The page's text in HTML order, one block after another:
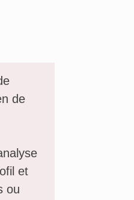
de
et
ou